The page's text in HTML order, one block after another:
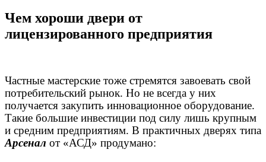
Чем хороши двери от
лицензированного предприятия
Частные мастерские тоже стремятся завоевать свой
потребительский рынок. Но не всегда у них
получается закупить инновационное оборудование.
Такие большие инвестиции под силу лишь крупным
и средним предприятиям. В практичных дверях типа
Арсенал от «АСД» продумано: